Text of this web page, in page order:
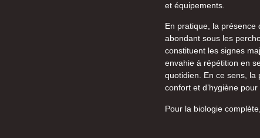
et équipements.
En pratique, la présence
abondant sous les
constituent les signes
envahie à répétition en
quotidien. En ce sens, la
confort et d’hygiène
Pour la biologie